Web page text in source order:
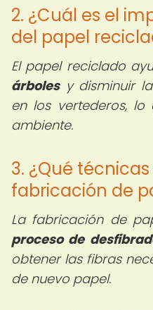
2. ¿Cuál es el
del papel
El papel reciclado
árbolesy disminuir
en los vertederos,
ambiente.
3. ¿Qué
fabricación de
La fabricación de
proceso de
obtener las fibras
de nuevo papel.